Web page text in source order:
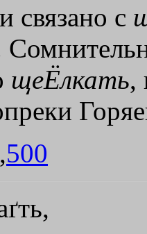
связано с
щеЁлкать,
500